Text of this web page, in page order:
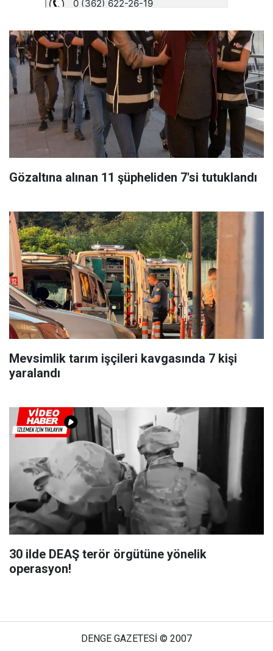
Gözaltına alınan 11 şüpheliden 7'si tutuklandı
Mevsimlik tarım işçileri kavgasında 7 kişi
yaralandı
30 ilde DEAŞ terör örgütüne yönelik
operasyon!
DENGE GAZETESİ © 2007